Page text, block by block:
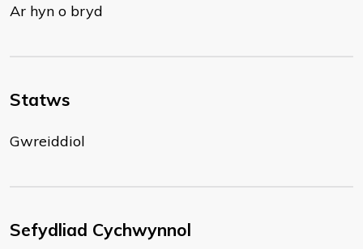
Ar hyn o bryd
Statws
Gwreiddiol
Sefydliad Cychwynnol